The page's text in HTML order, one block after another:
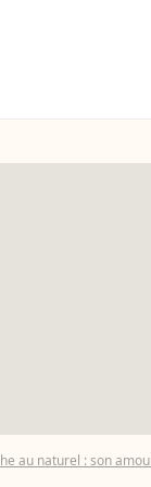
au naturel : son